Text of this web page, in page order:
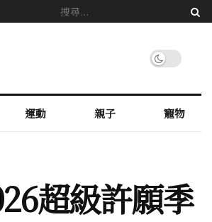
運動 親子 寵物
超級許願季